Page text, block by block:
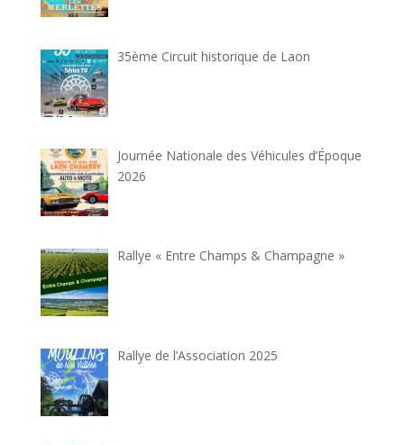
35ème Circuit historique de Laon
Journée Nationale des Véhicules d’Époque
2026
Rallye « Entre Champs & Champagne »
Rallye de l’Association 2025